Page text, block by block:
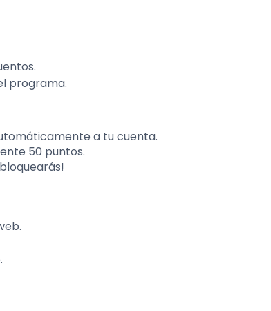
programa.
a tu cuenta.
50 puntos.